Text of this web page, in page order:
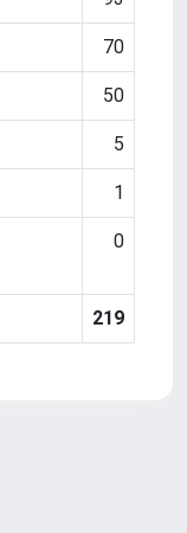
70
50
5
1
0
219